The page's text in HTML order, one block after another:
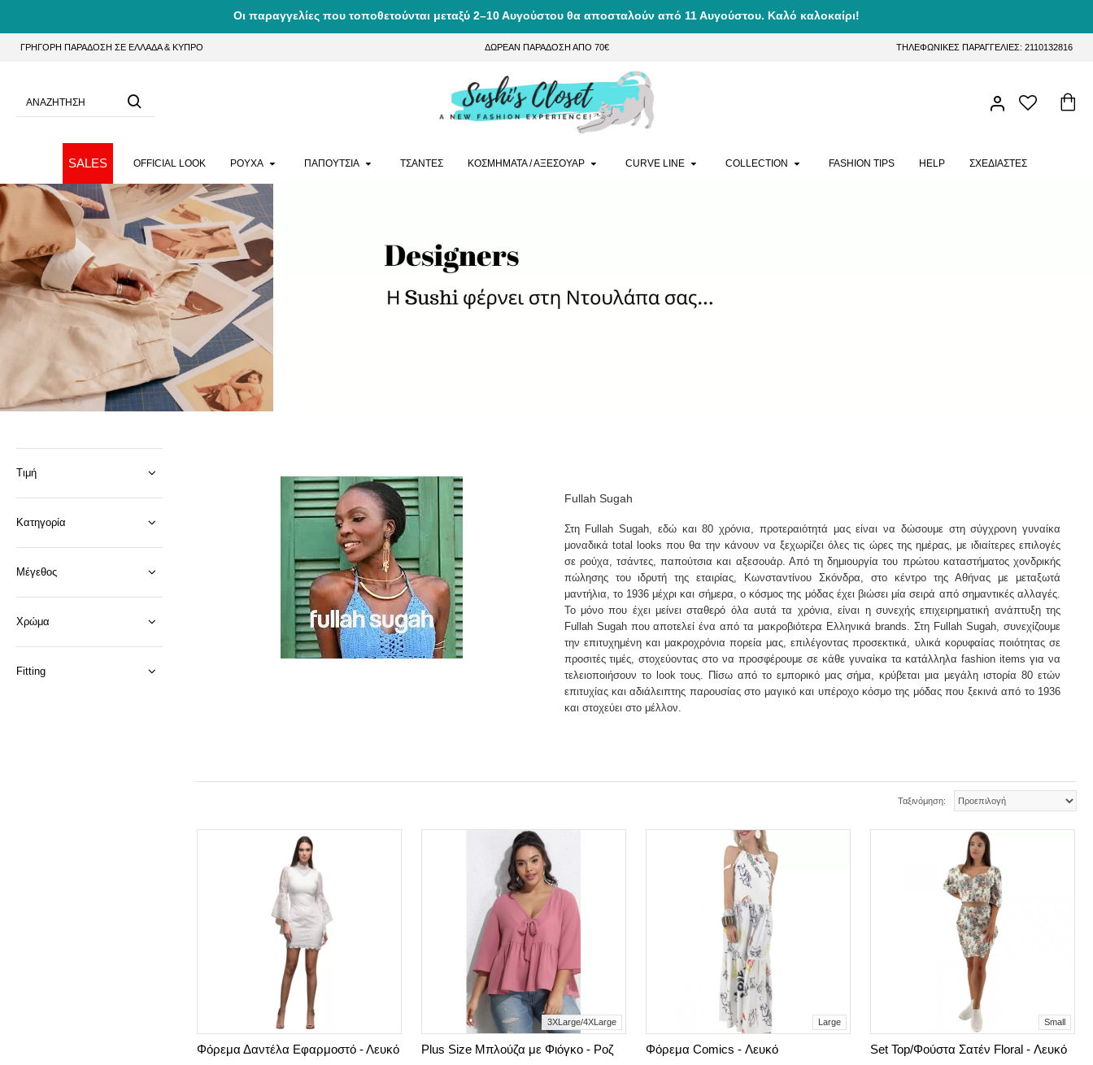
Οι παραγγελίες που τοποθετούνται μεταξύ 2–10 Αυγούστου θα αποσταλούν από 11 Αυγούστου. Καλό καλοκαίρι!
ΓΡΗΓΟΡΗ ΠΑΡΑΔΟΣΗ ΣΕ ΕΛΛΑΔΑ & ΚΥΠΡΟ ΔΩΡΕΑΝ ΠΑΡΑΔΟΣΗ ΑΠΟ 70€ ΤΗΛΕΦΩΝΙΚΕΣ ΠΑΡΑΓΓΕΛΙΕΣ: 2110132816
SALES OFFICIAL LOOK ΡΟΥΧΑ ΠΑΠΟΥΤΣΙΑ ΤΣΑΝΤΕΣ ΚΟΣΜΗΜΑΤΑ / ΑΞΕΣΟΥΑΡ CURVE LINE COLLECTION FASHION TIPS HELP ΣΧΕΔΙΑΣΤΕΣ
Τιμή
Κατηγορία
Fitting
Μέγεθος
Χρώμα
Fullah Sugah
Στη Fullah Sugah, εδώ και 80 χρόνια, προτεραιότητά μας είναι να δώσουμε στη σύγχρονη γυναίκα
μοναδικά total looks που θα την κάνουν να ξεχωρίζει όλες τις ώρες της ημέρας, με ιδιαίτερες επιλογές
σε ρούχα, τσάντες, παπούτσια και αξεσουάρ. Από τη δημιουργία του πρώτου καταστήματος χονδρικής
πώλησης του ιδρυτή της εταιρίας, Κωνσταντίνου Σκόνδρα, στο κέντρο της Αθήνας με μεταξωτά
μαντήλια, το 1936 μέχρι και σήμερα, ο κόσμος της μόδας έχει βιώσει μία σειρά από σημαντικές αλλαγές.
Το μόνο που έχει μείνει σταθερό όλα αυτά τα χρόνια, είναι η συνεχής επιχειρηματική ανάπτυξη της
Fullah Sugah που αποτελεί ένα από τα μακροβιότερα Ελληνικά brands. Στη Fullah Sugah, συνεχίζουμε
την επιτυχημένη και μακροχρόνια πορεία μας, επιλέγοντας προσεκτικά, υλικά κορυφαίας ποιότητας σε
προσιτές τιμές, στοχεύοντας στο να προσφέρουμε σε κάθε γυναίκα τα κατάλληλα fashion items για να
τελειοποιήσουν το look τους. Πίσω από το εμπορικό μας σήμα, κρύβεται μια μεγάλη ιστορία 80 ετών
επιτυχίας και αδιάλειπτης παρουσίας στο μαγικό και υπέροχο κόσμο της μόδας που ξεκινά από το 1936
και στοχεύει στο μέλλον.
Ταξινόμηση:
Φόρεμα Δαντέλα Εφαρμοστό - Λευκό
3XLarge/4XLarge
Plus Size Μπλούζα με Φιόγκο - Ροζ
Large
Φόρεμα Comics - Λευκό
Small
Set Top/Φούστα Σατέν Floral - Λευκό